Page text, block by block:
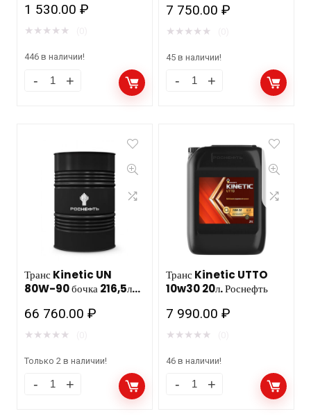
1 530.00₽
★ ★ ★ ★ ★
446 в наличии!
7 750.00₽
★ ★ ★ ★ ★
45 в наличии!
Транс Kinetic UN
80W-90 бочка 216,5л
Новокуйбышевск
66 760.00₽
★ ★ ★ ★ ★
Только 2 в наличии!
Транс Kinetic UTTO
10w30 20л. Роснефть
7 990.00₽
★ ★ ★ ★ ★
46 в наличии!